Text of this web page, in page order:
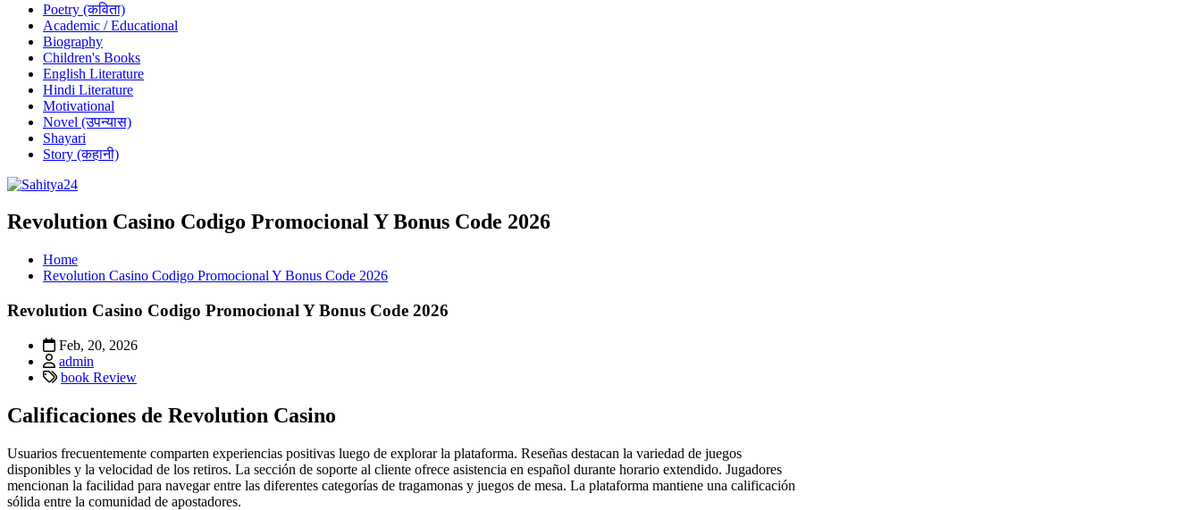
Poetry (कविता)
Academic / Educational
Biography
Children's Books
English Literature
Hindi Literature
Motivational
Novel (उपन्यास)
Shayari
Story (कहानी)
Where Every Writer Finds a Voice
Revolution Casino Codigo Promocional Y Bonus Code 2026
Home
Revolution Casino Codigo Promocional Y Bonus Code 2026
Revolution Casino Codigo Promocional Y Bonus Code 2026
Feb, 20, 2026
admin
book Review
Calificaciones de Revolution Casino
Usuarios frecuentemente comparten experiencias positivas luego de explorar la plataforma. Reseñas destacan la variedad de juegos
disponibles y la velocidad de los retiros. La sección de soporte al cliente ofrece asistencia en español durante horario extendido. Jugadores
mencionan la facilidad para navegar entre las diferentes categorías de tragamonas y juegos de mesa. La plataforma mantiene una calificación
sólida entre la comunidad de apostadores.